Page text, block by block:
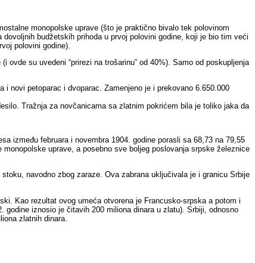
monopolske uprave (što je praktično bivalo tek polovinom
budžetskih prihoda u prvoj polovini godine, koji je bio tim veći
polovini godine).
su uvedeni “prirezi na trošarinu” od 40%). Samo od poskupljenja
novi petoparac i dvoparac. Zamenjeno je i prekovano 6.650.000
Tražnja za novčanicama sa zlatnim pokrićem bila je toliko jaka da
između februara i novembra 1904. godine porasli sa 68,73 na 79,55
uprave, a posebno sve boljeg poslovanja srpske železnice
navodno zbog zaraze. Ova zabrana uključivala je i granicu Srbije
Kao rezultat ovog umeća otvorena je Francusko-srpska a potom i
iznosio je čitavih 200 miliona dinara u zlatu). Srbiji, odnosno
zlatnih dinara.